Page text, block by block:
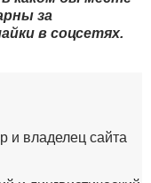
за
в соцсетях.
и владелец сайта